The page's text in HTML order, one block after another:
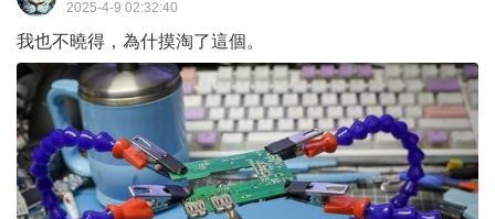
2025-4-9 02:32:40
我也不曉得，為什摸淘了這個。